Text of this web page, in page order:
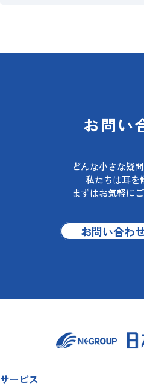
お問い
どんな小さな疑
私たちは耳を
まずはお気軽に
お問い合わ
サービス